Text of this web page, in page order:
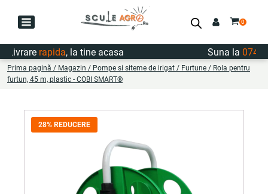
rapida, la tine acasa Suna la
Prima pagină / Magazin / Pompe si siteme de irigat / Furtune / Rola pentru
furtun, 45 m, plastic - COBI SMART®
28% REDUCERE